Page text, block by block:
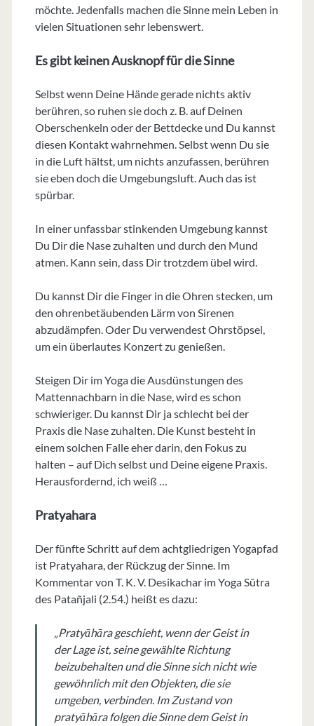
möchte. Jedenfalls machen die Sinne mein Leben in
vielen Situationen sehr lebenswert.
Es gibt keinen Ausknopf für die Sinne
Selbst wenn Deine Hände gerade nichts aktiv
berühren, so ruhen sie doch z. B. auf Deinen
Oberschenkeln oder der Bettdecke und Du kannst
diesen Kontakt wahrnehmen. Selbst wenn Du sie
in die Luft hältst, um nichts anzufassen, berühren
sie eben doch die Umgebungsluft. Auch das ist
spürbar.
In einer unfassbar stinkenden Umgebung kannst
Du Dir die Nase zuhalten und durch den Mund
atmen. Kann sein, dass Dir trotzdem übel wird.
Du kannst Dir die Finger in die Ohren stecken, um
den ohrenbetäubenden Lärm von Sirenen
abzudämpfen. Oder Du verwendest Ohrstöpsel,
um ein überlautes Konzert zu genießen.
Steigen Dir im Yoga die Ausdünstungen des
Mattennachbarn in die Nase, wird es schon
schwieriger. Du kannst Dir ja schlecht bei der
Praxis die Nase zuhalten. Die Kunst besteht in
einem solchen Falle eher darin, den Fokus zu
halten – auf Dich selbst und Deine eigene Praxis.
Herausfordernd, ich weiß …
Pratyahara
Der fünfte Schritt auf dem achtgliedrigen Yogapfad
ist Pratyahara, der Rückzug der Sinne. Im
Kommentar von T. K. V. Desikachar im Yoga Sûtra
des Patañjali (2.54.) heißt es dazu:
„Pratyāhāra geschieht, wenn der Geist in
der Lage ist, seine gewählte Richtung
beizubehalten und die Sinne sich nicht wie
gewöhnlich mit den Objekten, die sie
umgeben, verbinden. Im Zustand von
pratyāhāra folgen die Sinne dem Geist in